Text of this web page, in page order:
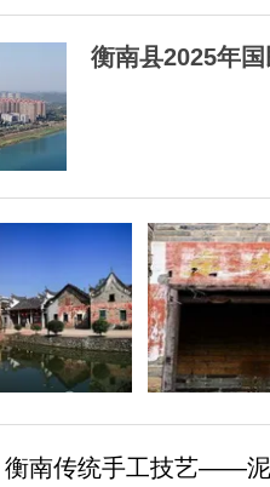
衡南县2025年
衡南传统手工技艺——